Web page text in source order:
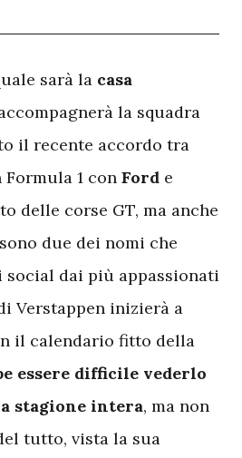
sarà la casa
la squadra
il recente accordo tra
Formula 1 con Ford e
delle corse GT, ma anche
due dei nomi che
dai più appassionati
Verstappen inizierà a
il calendario fitto della
essere difficile vederlo
stagione intera, ma non
tutto, vista la sua